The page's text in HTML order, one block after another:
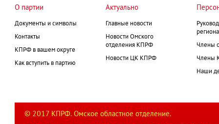
О партии
Документы и символы
Контакты
КПРФ в вашем округе
Как вступить в партию
Актуально
Главные новости
Новости Омского
отделения КПРФ
Новости ЦК КПРФ
Члены
Члены
Наши
© 2017 КПРФ. Омское областное отделение.